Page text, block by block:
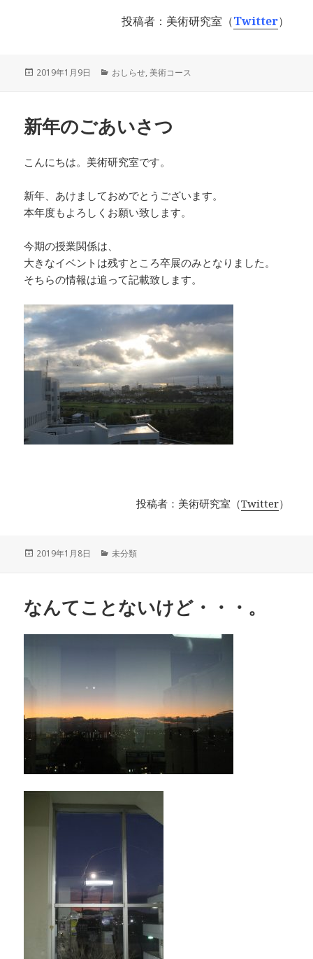
投稿者：美術研究室（Twitter）
投
2019年1月9日
カ
ー
おしらせ,美術コース
新年のごあいさつ
こんにちは。美術研究室です。
新年、あけましておめでとうございます。
本年度もよろしくお願い致します。
今期の授業関係は、
大きなイベントは残すところ卒展のみとなりました。
そちらの情報は追って記載致します。
投稿者：美術研究室（Twitter）
投
2019年1月8日
カ
ー
未分類
なんてことないけど・・・。